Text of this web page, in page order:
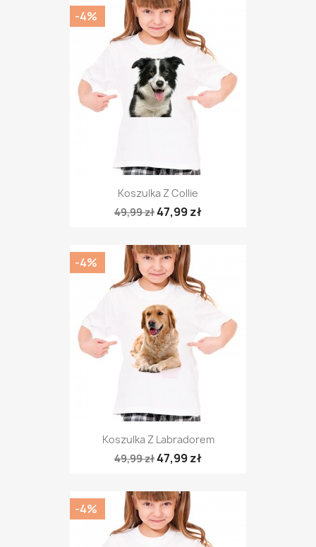
Koszulka Z Collie
49,99 zł47,99 zł
-4%
Koszulka Z Labradorem
49,99 zł47,99 zł
-4%
-4%